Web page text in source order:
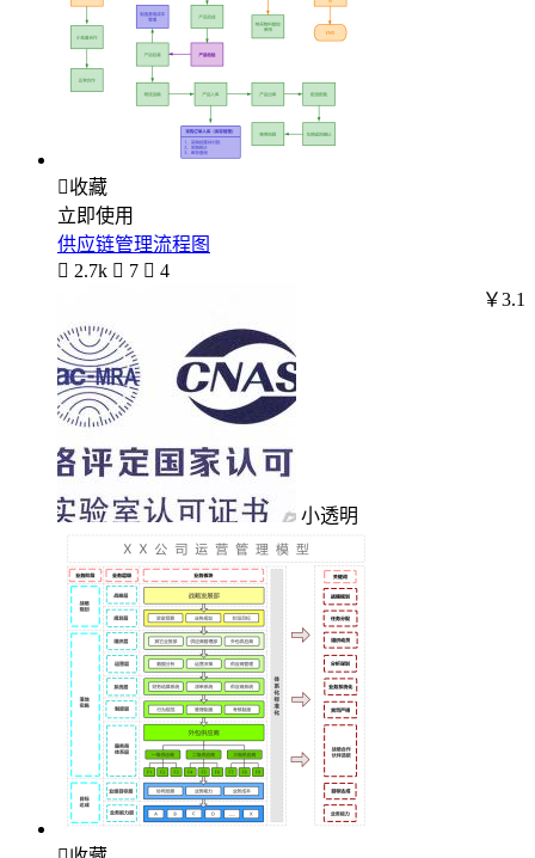
收藏
立即使用
供应链管理流程图
 2.7k  7  4
小透明
￥3.1